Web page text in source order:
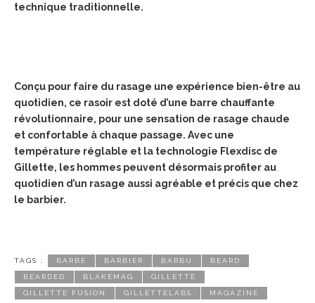
technique traditionnelle.
Conçu pour faire du rasage une expérience bien-être au
quotidien, ce rasoir est doté d’une barre chauffante
révolutionnaire, pour une sensation de rasage chaude
et confortable à chaque passage. Avec une
température réglable et la technologie Flexdisc de
Gillette, les hommes peuvent désormais profiter au
quotidien d’un rasage aussi agréable et précis que chez
le barbier.
TAGS : BARBE BARBIER BARBU BEARD
BEARDED BLAKEMAG GILLETTE
GILLETTE FUSION GILLETTELABS MAGAZINE